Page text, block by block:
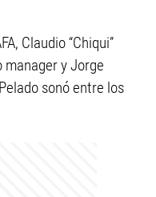
Claudio “Chiqui”
manager y Jorge
sonó entre los